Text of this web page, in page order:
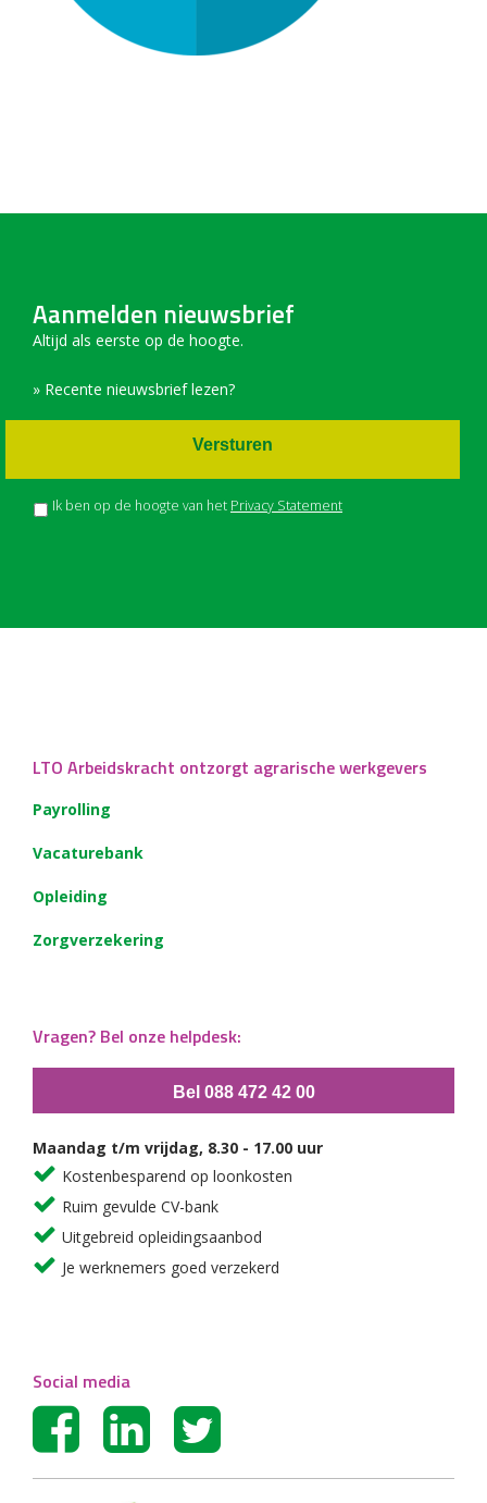
Aanmelden nieuwsbrief
Altijd als eerste op de hoogte.
» Recente nieuwsbrief lezen?
Ik ben op de hoogte van het Privacy Statement
Versturen
LTO Arbeidskracht ontzorgt agrarische werkgevers
Payrolling
Vacaturebank
Opleiding
Zorgverzekering
Vragen? Bel onze helpdesk:
Bel 088 472 42 00
Maandag t/m vrijdag, 8.30 - 17.00 uur
Kostenbesparend op loonkosten
Ruim gevulde CV-bank
Uitgebreid opleidingsaanbod
Je werknemers goed verzekerd
Social media